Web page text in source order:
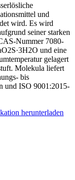
und
wird. Es wird
seiner starken
Nummer 7080-
und eine
gelagert
Molekula liefert
bis
und ISO 9001:2015-
herunterladen